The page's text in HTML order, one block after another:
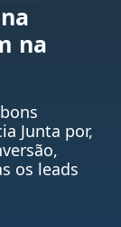
na
Junta por,
os leads